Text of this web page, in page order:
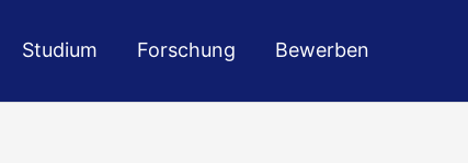
Studium Forschung Bewerben